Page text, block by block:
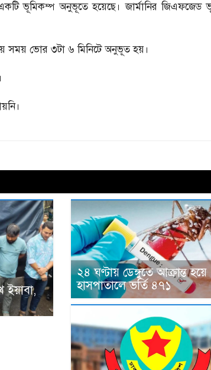
ভূমিকম্প অনুভূতে হয়েছে। জার্মানির জিএফজেড
সময় ভোর ৩টা ৬ মিনিটে অনুভূত হয়।
ইয়াবা,
২৪ ঘণ্টায় ডেঙ্গুতে আক্রান্ত হয়ে
হাসপাতালে ভর্তি ৪৭১